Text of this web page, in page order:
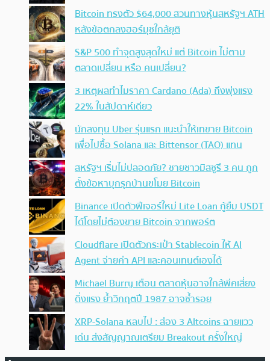
Bitcoin ทรงตัว $64,000 สวนทางหุ้นสหรัฐฯ ATH
หลังข้อตกลงฮอร์มุซใกล้ยุติ
S&P 500 ทำจุดสูงสุดใหม่ แต่ Bitcoin ไม่ตาม
ตลาดเปลี่ยน หรือ คนเปลี่ยน?
3 เหตุผลทำไมราคา Cardano (Ada) ถึงพุ่งแรง
22% ในสัปดาห์เดียว
นักลงทุน Uber รุ่นแรก แนะนำให้เทขาย Bitcoin
เพื่อไปซื้อ Solana และ Bittensor (TAO) แทน
สหรัฐฯ เริ่มไม่ปลอดภัย? ชายชาวมิสซูรี 3 คน ถูก
ตั้งข้อหาบุกรุกบ้านขโมย Bitcoin
Binance เปิดตัวฟีเจอร์ใหม่ Lite Loan กู้ยืม USDT
ได้โดยไม่ต้องขาย Bitcoin จากพอร์ต
Cloudflare เปิดตัวกระเป๋า Stablecoin ให้ AI
Agent จ่ายค่า API และคอนเทนต์เองได้
Michael Burry เตือน ตลาดหุ้นอาจใกล้พีคเสี่ยง
ดิ่งแรง ย้ำวิกฤตปี 1987 อาจซ้ำรอย
XRP-Solana หลบไป : ส่อง 3 Altcoins ฉายแวว
เด่น ส่งสัญญาณเตรียม Breakout ครั้งใหญ่